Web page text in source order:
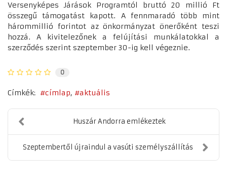
Versenyképes Járások Programtól bruttó 20 millió Ft
összegű támogatást kapott. A fennmaradó több mint
hárommillió forintot az önkormányzat önerőként teszi
hozzá. A kivitelezőnek a felújítási munkálatokkal a
szerződés szerint szeptember 30-ig kell végeznie.
0
Címkék: címlap aktuális
Huszár Andorra emlékeztek
Szeptembertől újraindul a vasúti személyszállítás